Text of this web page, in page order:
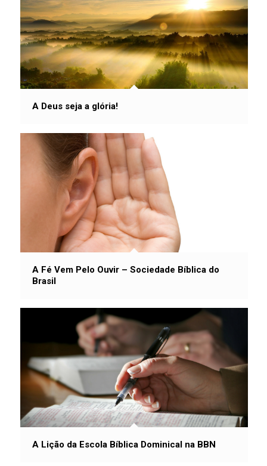
A Deus seja a glória!
A Fé Vem Pelo Ouvir – Sociedade Bíblica do
Brasil
A Lição da Escola Bíblica Dominical na BBN